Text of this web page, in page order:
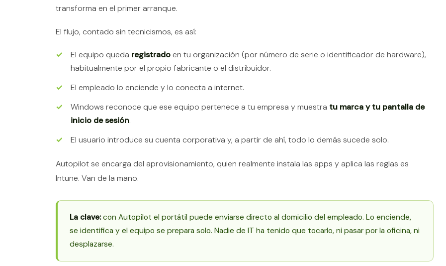
transforma en el primer arranque.
El flujo, contado sin tecnicismos, es así:
El equipo queda registrado en tu organización (por número de serie o identificador de hardware),
habitualmente por el propio fabricante o el distribuidor.
El empleado lo enciende y lo conecta a internet.
Windows reconoce que ese equipo pertenece a tu empresa y muestra tu marca y tu pantalla de
inicio de sesión.
El usuario introduce su cuenta corporativa y, a partir de ahí, todo lo demás sucede solo.
Autopilot se encarga del aprovisionamiento, quien realmente instala las apps y aplica las reglas es
Intune. Van de la mano.
La clave:con Autopilot el portátil puede enviarse directo al domicilio del empleado. Lo enciende,
se identifica y el equipo se prepara solo. Nadie de IT ha tenido que tocarlo, ni pasar por la oficina, ni
desplazarse.